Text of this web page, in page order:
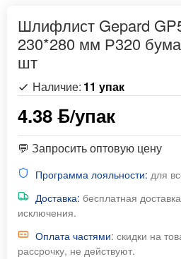
Шлифлист Gepard
230*280 мм Р320
шт
4.38 ƃ/упак
Наличие: 11 упак
💬 Запросить оптовую цену
Программа лояльности: для
Доставка: бесплатная
исключения.
Оплата частями: скидки на
рассрочку, не действуют.